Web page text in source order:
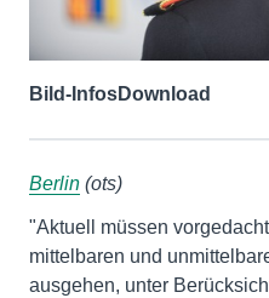
Bild-InfosDownload
Berlin (ots)
"Aktuell müssen
mittelbaren und
ausgehen, unter